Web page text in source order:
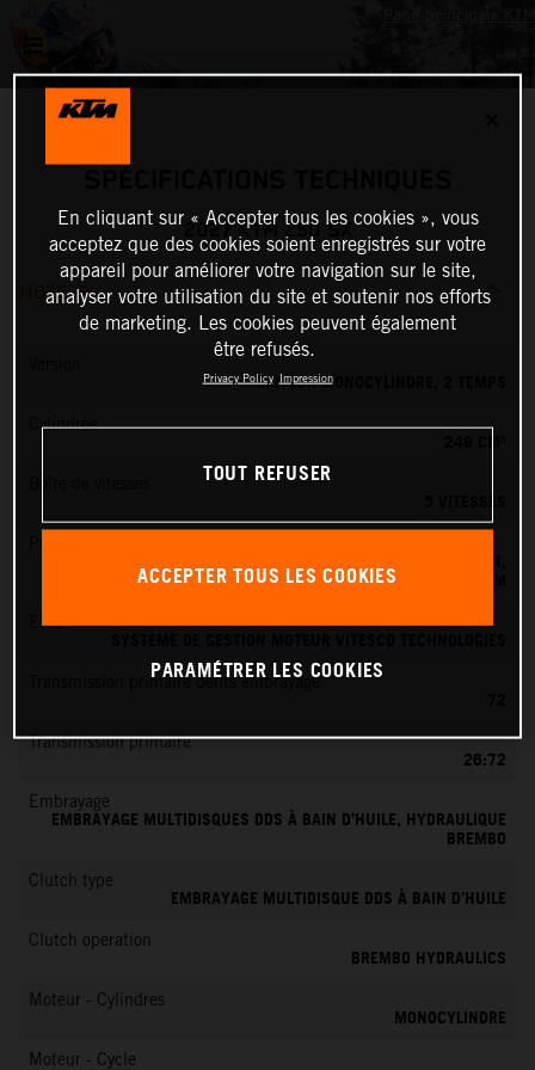
2027 KTM 250 SX
MOTEUR
MOTEUR MONOCYLINDRE, 2 TEMPS
Cylindrée
SYSTÈME D'INJECTION ÉLECTRONIQUE DE CARBURANT KEIHIN,
BOÎTIER PAPILLON 39 MM
EMS
Transmission primaire dents embrayage
Transmission primaire
26:72
Embrayage
EMBRAYAGE MULTIDISQUES DDS À BAIN D’HUILE, HYDRAULIQUE
BREMBO
Clutch type
EMBRAYAGE MULTIDISQUE DDS À BAIN D’HUILE
Clutch operation
BREMBO HYDRAULICS
Moteur - Cylindres
MONOCYLINDRE
Moteur - Cycle
En cliquant sur « Accepter tous les cookies », vous
acceptez que des cookies soient enregistrés sur votre
appareil pour améliorer votre navigation sur le site,
analyser votre utilisation du site et soutenir nos efforts
de marketing. Les cookies peuvent également
être refusés.
Privacy Policy Impression
TOUT REFUSER
ACCEPTER TOUS LES COOKIES
PARAMÉTRER LES COOKIES